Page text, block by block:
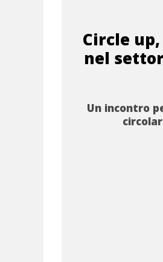
Circle
nel
Un incontro